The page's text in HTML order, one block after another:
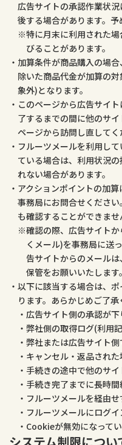
広告サイトの承認作業状
後する場合があります。予
特に月末に利用された
びることがあります。
加算条件が商品購入の場
除いた商品代金が加算の
象外)となります。
このページから広告サイ
了するまでの間に他のサ
ページから訪問し直してく
フルーツメールを利用し
ている場合は、利用状況
れない場合があります。
アクションポイントの加
事務局にお問合せくださ
も確認することができませ
確認の際、広告サイト
くメール)を事務局に送
告サイトからのメール
保管をお願いいたします。
以下に該当する場合は、
ります。あらかじめご了承
広告サイト側の承認が
弊社側の取得ログ(利用
弊社または広告サイト
キャンセル・返品された
手続きの途中で他のサ
手続き完了までに長時
フルーツメールを経由
フルーツメールにログ
Cookieが無効になって